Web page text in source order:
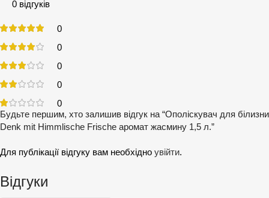
0 відгуків
0
0
0
0
0
Відгуки
Будьте першим, хто залишив відгук на “Ополіскувач для білизни
Denk mit Himmlische Frische аромат жасмину 1,5 л.”
Для публікації відгуку вам необхідно увійти.